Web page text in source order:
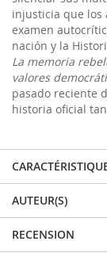
injusticia que los
examen
nación y la
La memoria
valores
pasado reciente
historia oficial
AUTEUR(S)
RECENSION